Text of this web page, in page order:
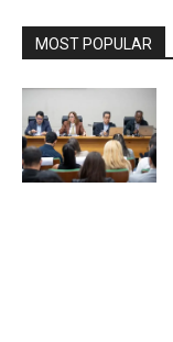
MOST POPULAR